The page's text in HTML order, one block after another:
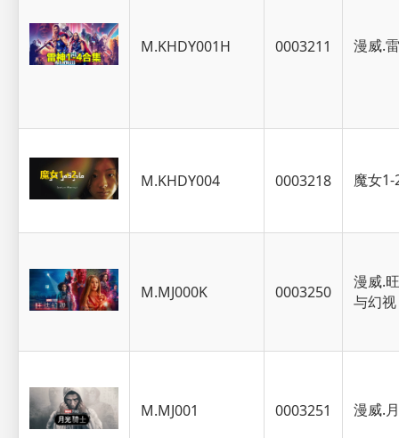
M.KHDY001H 0003211 漫威.
M.KHDY004 0003218 魔女1-
M.MJ000K 0003250
漫威.
与幻视
M.MJ001 0003251 漫威.